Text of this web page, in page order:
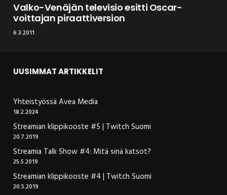
Valko-Venäjän televisio esitti Oscar-
voittajan piraattiversion
6.3.2011
UUSIMMAT ARTIKKELIT
Yhteistyössä Avea Media
18.2.2024
Streamian klippikooste #5 | Twitch Suomi
20.7.2019
Streamia Talk Show #4: Mitä sinä katsot?
25.5.2019
Streamian klippikooste #4 | Twitch Suomi
20.5.2019